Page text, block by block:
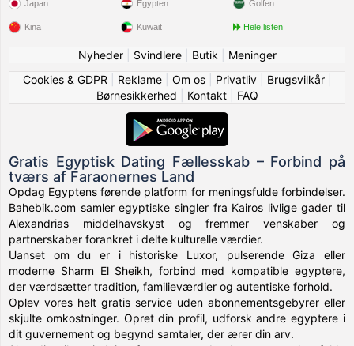
Japan
Kina
Egypten
Kuwait
Golfen
Hele listen
Nyheder| Svindlere| Butik
Meninger
Cookies & GDPR
Reklame| Om os| Privatliv| Brugsvilkår|
Børnesikkerhed
Kontakt| FAQ
Gratis Egyptisk Dating Fællesskab – Forbind på
tværs af Faraonernes Land
Opdag Egyptens førende platform for meningsfulde forbindelser.
Bahebik.com samler egyptiske singler fra Kairos livlige gader til
Alexandrias middelhavskyst og fremmer venskaber og
partnerskaber forankret i delte kulturelle værdier.
Uanset om du er i historiske Luxor, pulserende Giza eller
moderne Sharm El Sheikh, forbind med kompatible egyptere,
der værdsætter tradition, familieværdier og autentiske forhold.
Oplev vores helt gratis service uden abonnementsgebyrer eller
skjulte omkostninger. Opret din profil, udforsk andre egyptere i
dit guvernement og begynd samtaler, der ærer din arv.